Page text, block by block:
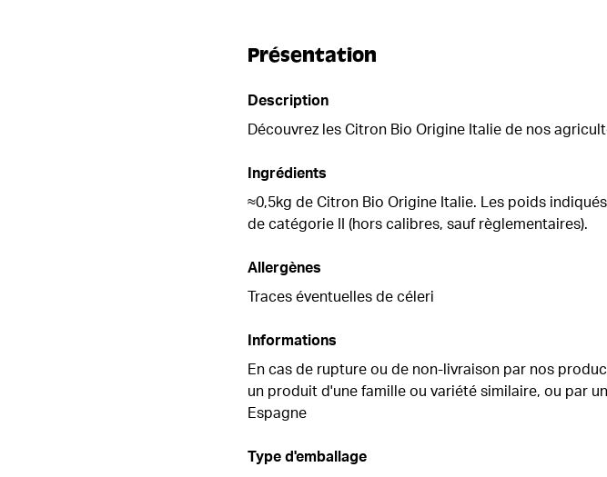
Présentation
Description
Découvrez les Citron Bio Origine Italie de nos
Ingrédients
≈0,5kg de Citron Bio Origine Italie. Les poids
de catégorie II (hors calibres, sauf règlementaires).
Allergènes
Traces éventuelles de céleri
Informations
En cas de rupture ou de non-livraison par nos
un produit d'une famille ou variété similaire, ou par
Espagne
Type d'emballage